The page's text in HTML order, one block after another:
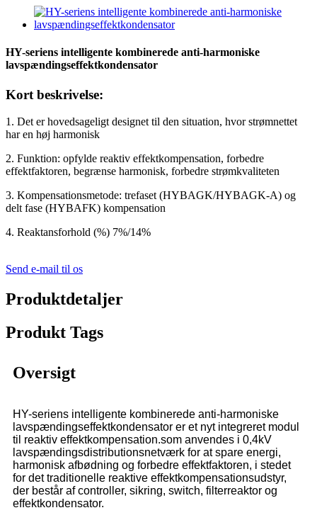
HY-seriens intelligente kombinerede anti-harmoniske
lavspændingseffektkondensator
Kort beskrivelse:
1. Det er hovedsageligt designet til den situation, hvor strømnettet
har en høj harmonisk
2. Funktion: opfylde reaktiv effektkompensation, forbedre
effektfaktoren, begrænse harmonisk, forbedre strømkvaliteten
3. Kompensationsmetode: trefaset (HYBAGK/HYBAGK-A) og
delt fase (HYBAFK) kompensation
4. Reaktansforhold (%) 7%/14%
Send e-mail til os
Produktdetaljer
Produkt Tags
Oversigt
HY-seriens intelligente kombinerede anti-harmoniske
lavspændingseffektkondensator er et nyt integreret modul
til reaktiv effektkompensation.som anvendes i 0,4kV
lavspændingsdistributionsnetværk for at spare energi,
harmonisk afbødning og forbedre effektfaktoren, i stedet
for det traditionelle reaktive effektkompensationsudstyr,
der består af controller, sikring, switch, filterreaktor og
effektkondensator.